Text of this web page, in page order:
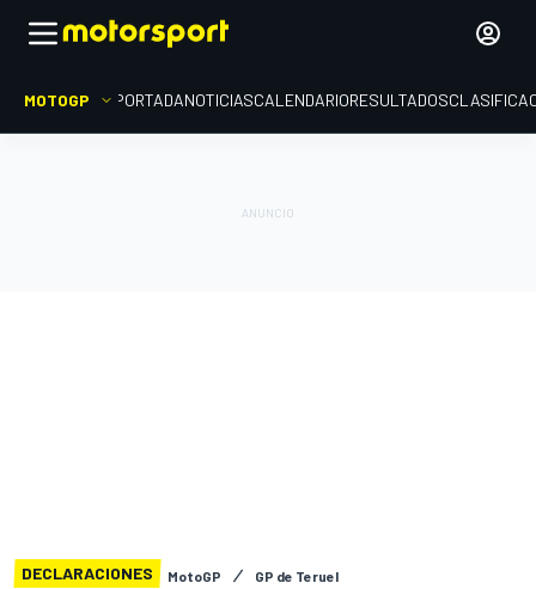
MOTOGP PORTADANOTICIASCALENDARIORESULTADOS
DECLARACIONES MotoGP GP de Teruel